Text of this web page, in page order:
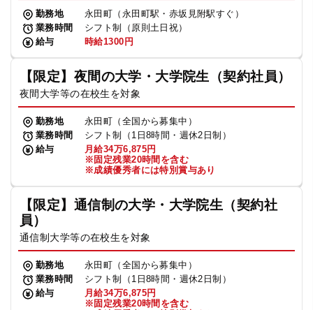
勤務地
永田町（永田町駅・赤坂見附駅すぐ）
業務時間
シフト制（原則土日祝）
給与
時給1300円
【限定】夜間の大学・大学院生（契約社員）
夜間大学等の在校生を対象
勤務地
永田町（全国から募集中）
業務時間
シフト制（1日8時間・週休2日制）
給与
月給34万6,875円
※固定残業20時間を含む
※成績優秀者には特別賞与あり
【限定】通信制の大学・大学院生（契約社
員）
通信制大学等の在校生を対象
勤務地
永田町（全国から募集中）
業務時間
シフト制（1日8時間・週休2日制）
給与
月給34万6,875円
※固定残業20時間を含む